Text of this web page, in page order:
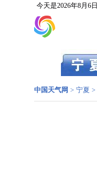
今天是2026年8月6日
中国天气网 > 宁夏 >